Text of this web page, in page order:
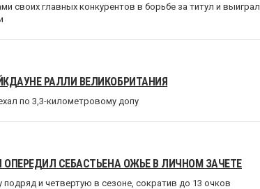
своих главных конкурентов в борьбе за титул и выиграл
РАЛЛИ ВЕЛИКОБРИТАНИЯ
по 3,3-километровому допу
СЕБАСТЬЕНА ОЖЬЕ В ЛИЧНОМ ЗАЧЕТЕ
и четвертую в сезоне, сократив до 13 очков